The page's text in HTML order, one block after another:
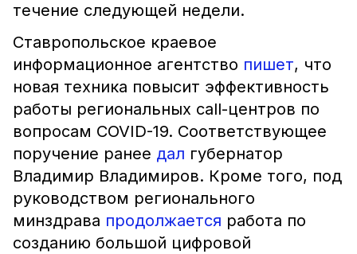
течение следующей недели.
Ставропольское краевое
информационное агентство пишет, что
новая техника повысит эффективность
работы региональных call-центров по
вопросам COVID-19. Соответствующее
поручение ранее дал губернатор
Владимир Владимиров. Кроме того, под
руководством регионального
минздрава продолжается работа по
созданию большой цифровой